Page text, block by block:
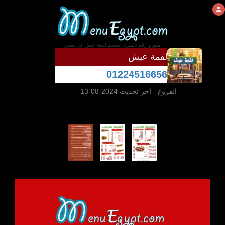
منيو و رقم دليفرى مطعم لقمة عيش فى مصر
لقمة عيش
01224516656
الفروع - اخر تحديث 2024-08-13